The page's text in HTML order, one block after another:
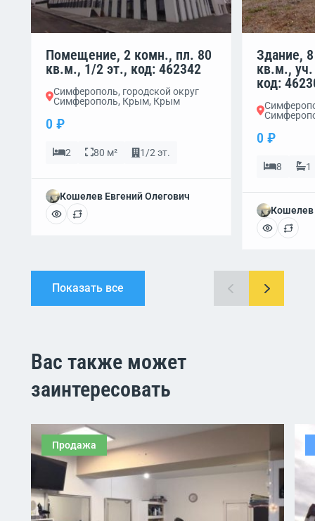
Помещение, 2 комн., пл. 80
кв.м., 1/2 эт., код: 462342
Симферополь, городской округ
Симферополь, Крым, Крым
0 ₽
2 80 м² 1/2 эт.
Кошелев Евгений Олегович
Здание,
кв.м.,
код:
0 ₽
8 1
Кошелев
Показать все
Вас также может
заинтересовать
Продажа